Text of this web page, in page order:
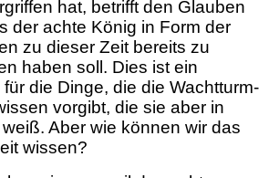
hat, betrifft den Glauben
der achte König in Form der
zu dieser Zeit bereits zu
haben soll. Dies ist ein
die Dinge, die die Wachtturm-
vorgibt, die sie aber in
Aber wie können wir das
wissen?